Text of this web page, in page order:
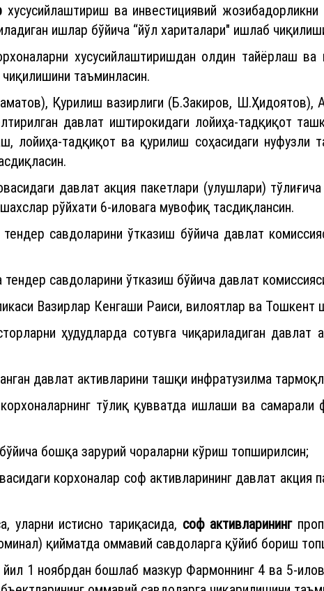
хусусийлаштириш ва инвестициявий
ишлар бўйича “йўл хариталари" ишлаб
хусусийлаштиришдан олдин тайёрлаш
таъминласин.
Қурилиш вазирлиги (Б.Закиров, Ш.Ҳидоятов),
давлат иштирокидаги лойиҳа-тадқиқот
лойиҳа-тадқиқот ва қурилиш соҳасидаги нуфузли
давлат акция пакетлари (улушлари)
рўйхати 6-иловага мувофиқ тасдиқлансин.
савдоларини ўтказиш бўйича давлат
савдоларини ўтказиш бўйича давлат
Вазирлар Кенгаши Раиси, вилоятлар ва Тошкент
ҳудудларда сотувга чиқариладиган
давлат активларини ташқи инфратузилма
тўлиқ қувватда ишлаши ва
бошқа зарурий чораларни кўриш топширилсин;
корхоналар соф активларининг давлат акция
уларни истисно тариқасида, соф активларининг
қийматда оммавий савдоларга қўйиб бориш
1 ноябрдан бошлаб мазкур Фармоннинг 4 ва 5-